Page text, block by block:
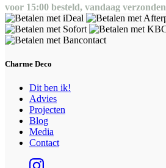
voor 15:00 besteld, vandaag verzonden
Charme Deco
Dit ben ik!
Advies
Projecten
Blog
Media
Contact